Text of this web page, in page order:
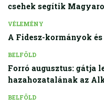
csehek segítik
VÉLEMÉNY
A Fidesz-kormányok
BELFÖLD
Forró augusztus: gátja
hazahozatalának az
BELFÖLD